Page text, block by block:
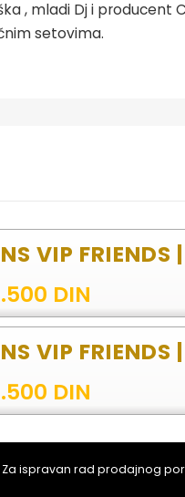
, mladi Dj i producent
setovima.
VIP
DIN
VIP
DIN
ONLAJN
Za ispravan rad prodajnog